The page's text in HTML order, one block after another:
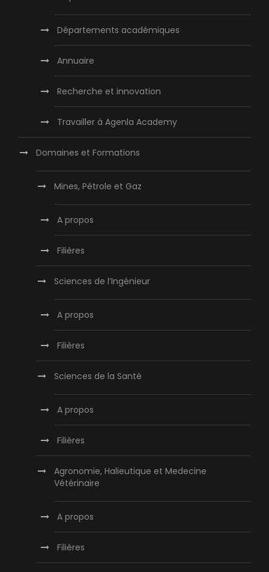
Départements académiques
Annuaire
Recherche et innovation
Travailler à Agenla Academy
Domaines et Formations
Mines, Pétrole et Gaz
A propos
Filières
Sciences de l’Ingénieur
A propos
Filières
Sciences de la Santé
A propos
Filières
Agronomie, Halieutique et Medecine
Vétérinaire
A propos
Filières